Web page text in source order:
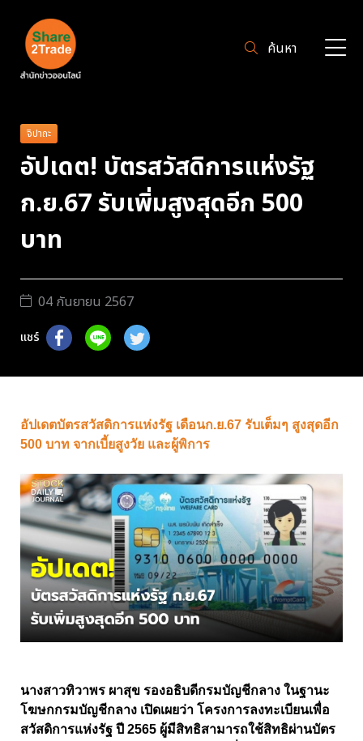
ค้นหา
จิปาถะ
อัปเดต! บัตรสวัสดิการแห่งรัฐ
ก.ย.67 รับเพิ่มสูงสุดอีก 500
บาท
04 กันยายน 2567
แชร์
อัปเดตบัตรสวัสดิการแห่งรัฐ เดือนก.ย.67 รับเต็มๆ สูงสุดอีก
500 บาท จากเบี้ยสูงวัย และผู้พิการ
นางสาวทิวาพร ผาสุข รองอธิบดีกรมบัญชีกลาง ในฐานะ
โฆษกกรมบัญชีกลาง เปิดเผยว่า โครงการลงทะเบียนเพื่อ
สวัสดิการแห่งรัฐ ปี 2565 ผู้มีสิทธิสามารถใช้สิทธิผ่านบัตร